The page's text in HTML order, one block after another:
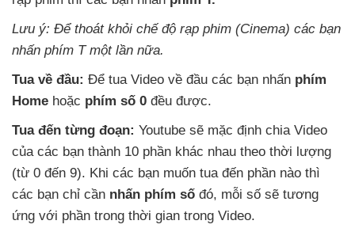
Lưu ý: Để thoát khỏi chế độ rạp phim (Cinema) các bạn
nhấn phím T một lần nữa.
Tua về đầu: Để tua Video về đầu các bạn nhấn phím
Home hoặc phím số 0 đều được.
Tua đến từng đoạn: Youtube sẽ mặc định chia Video
của các bạn thành 10 phần khác nhau theo thời lượng
(từ 0 đến 9). Khi các bạn muốn tua đến phần nào thì
các bạn chỉ cần nhấn phím số đó, mỗi số sẽ tương
ứng với phần trong thời gian trong Video.